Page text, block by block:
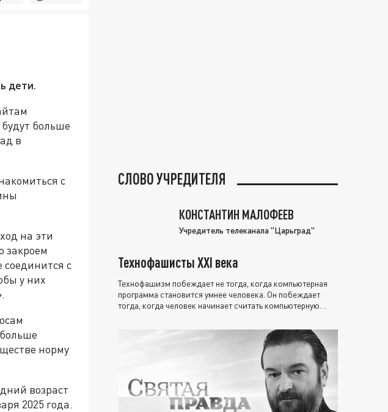
дети.
больше
в
с
на эти
закроем
соединится с
у них
норму
возраст
2025 года.
СЛОВО УЧРЕДИТЕЛЯ
КОНСТАНТИН МАЛОФЕЕВ
Учредитель телеканала "Царьград"
Технофашисты XXI века
Технофашизм побеждает не тогда, когда компьютерная
программа становится умнее человека. Он побеждает
тогда, когда человек начинает считать компьютерную